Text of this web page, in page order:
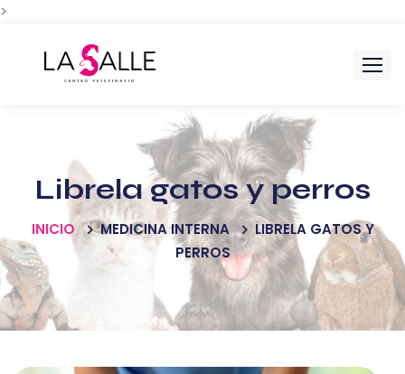
>
Librela gatos y perros
INICIO MEDICINA INTERNA
LIBRELA GATOS Y
PERROS